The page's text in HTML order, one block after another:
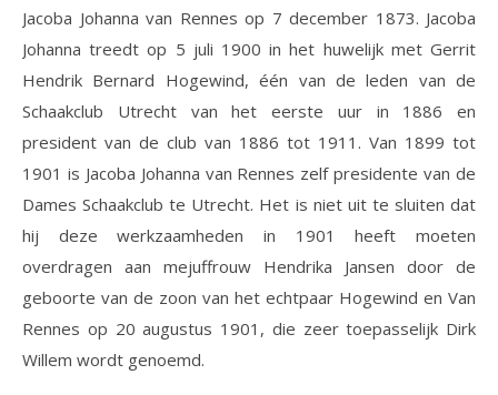
Jacoba Johanna van Rennes op 7 december 1873. Jacoba
Johanna treedt op 5 juli 1900 in het huwelijk met Gerrit
Hendrik Bernard Hogewind, één van de leden van de
Schaakclub Utrecht van het eerste uur in 1886 en
president van de club van 1886 tot 1911. Van 1899 tot
1901 is Jacoba Johanna van Rennes zelf presidente van de
Dames Schaakclub te Utrecht. Het is niet uit te sluiten dat
hij deze werkzaamheden in 1901 heeft moeten
overdragen aan mejuffrouw Hendrika Jansen door de
geboorte van de zoon van het echtpaar Hogewind en Van
Rennes op 20 augustus 1901, die zeer toepasselijk Dirk
Willem wordt genoemd.